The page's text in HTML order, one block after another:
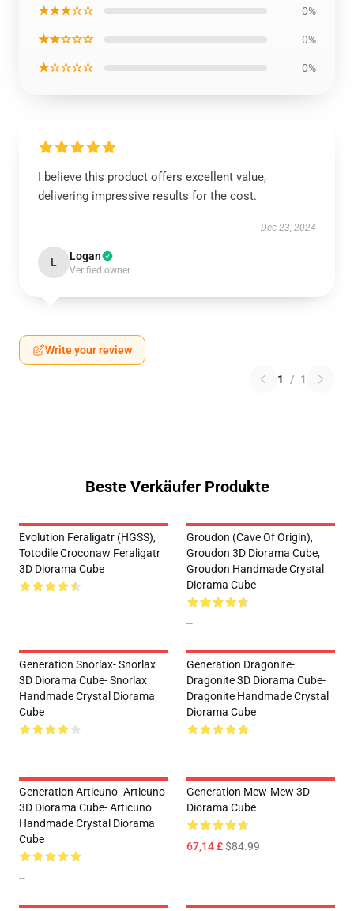
★★★☆☆ 0%
★★☆☆☆ 0%
★☆☆☆☆ 0%
I believe this product offers excellent value,
delivering impressive results for the cost.
Dec 23, 2024
L Logan
Verified owner
Write your review
1 / 1
Beste Verkäufer Produkte
Evolution Feraligatr (HGSS),
Totodile Croconaw Feraligatr
3D Diorama Cube
--
Groudon (Cave Of Origin),
Groudon 3D Diorama Cube,
Groudon Handmade Crystal
Diorama Cube
--
Generation Snorlax- Snorlax
3D Diorama Cube- Snorlax
Handmade Crystal Diorama
Cube
--
Generation Dragonite-
Dragonite 3D Diorama Cube-
Dragonite Handmade Crystal
Diorama Cube
--
Generation Articuno- Articuno
3D Diorama Cube- Articuno
Handmade Crystal Diorama
Cube
--
Generation Mew-Mew 3D
Diorama Cube
67,14 £$84.99